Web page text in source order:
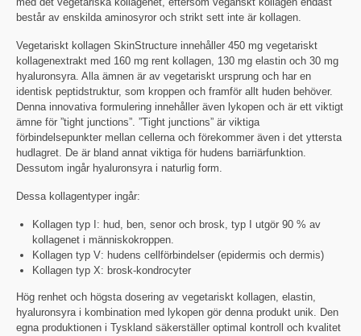
består av enskilda aminosyror och strikt sett inte är kollagen.
Vegetariskt kollagen SkinStructure innehåller 450 mg vegetariskt
kollagenextrakt med 160 mg rent kollagen, 130 mg elastin och 30 mg
hyaluronsyra. Alla ämnen är av vegetariskt ursprung och har en
identisk peptidstruktur, som kroppen och framför allt huden behöver.
Denna innovativa formulering innehåller även lykopen och är ett viktigt
ämne för ”tight junctions”. ”Tight junctions” är viktiga
förbindelsepunkter mellan cellerna och förekommer även i det yttersta
hudlagret. De är bland annat viktiga för hudens barriärfunktion.
Dessutom ingår hyaluronsyra i naturlig form.
Dessa kollagentyper ingår:
Kollagen typ I: hud, ben, senor och brosk, typ I utgör 90 % av
kollagenet i människokroppen.
Kollagen typ V: hudens cellförbindelser (epidermis och dermis)
Kollagen typ X: brosk-kondrocyter
Hög renhet och högsta dosering av vegetariskt kollagen, elastin,
hyaluronsyra i kombination med lykopen gör denna produkt unik. Den
egna produktionen i Tyskland säkerställer optimal kontroll och kvalitet